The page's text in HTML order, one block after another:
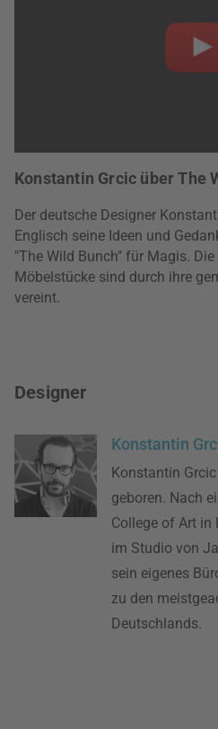
Konstantin Grcic über The
Der deutsche Designer
Englisch seine Ideen und
"The Wild Bunch" für Magis.
Möbelstücke sind durch ihre
vereint.
Designer
Konstantin
Konstantin
geboren. Nach
College of Art
im Studio von
sein eigenes
zu den
Deutschlands.